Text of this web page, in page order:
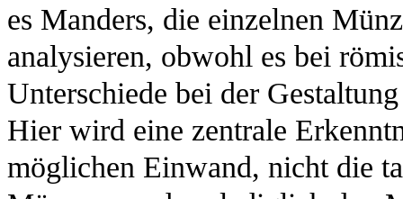
es Manders, die einzelnen
analysieren, obwohl es bei
Unterschiede bei der
Hier wird eine zentrale
möglichen Einwand, nicht die